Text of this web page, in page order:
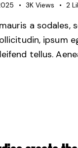
3K Views 2
a sodales,
ipsum
tellus.